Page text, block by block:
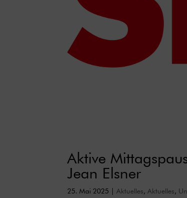
Aktive
Jean Elsner
25. Mai 2025 Aktuelles, Aktuelles,